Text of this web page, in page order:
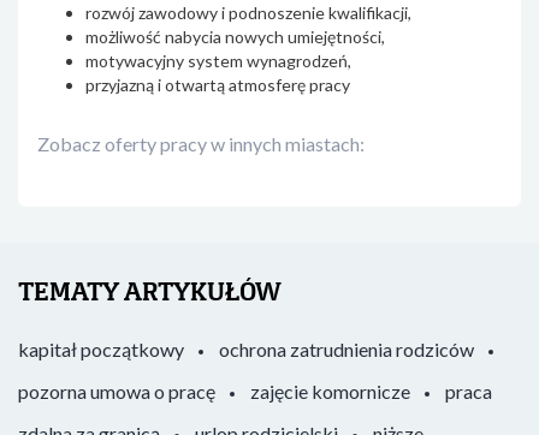
rozwój zawodowy i podnoszenie kwalifikacji,
możliwość nabycia nowych umiejętności,
motywacyjny system wynagrodzeń,
przyjazną i otwartą atmosferę pracy
Zobacz oferty pracy w innych miastach:
TEMATY ARTYKUŁÓW
kapitał początkowy
ochrona zatrudnienia rodziców
pozorna umowa o pracę
zajęcie komornicze
praca